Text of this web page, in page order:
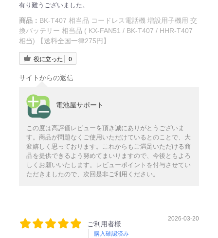
有り難うございました。
商品： BK-T407 相当品 コードレス電話機 増設用子機用 交
換バッテリー 相当品 ( KX-FAN51 / BK-T407 / HHR-T407
相当) 【送料全国一律275円】
役に立った 0
サイトからの返信
電池屋サポート
この度は高評価レビューを頂き誠にありがとうございま
す。商品が問題なくご使用いただけているとのことで、大
変嬉しく思っております。これからもご満足いただける商
品を提供できるよう努めてまいりますので、今後ともよろ
しくお願いいたします。レビューポイントを付与させてい
ただきましたので、次回是非ご利用ください。
ご利用者様
購入確認済み
2026-03-20